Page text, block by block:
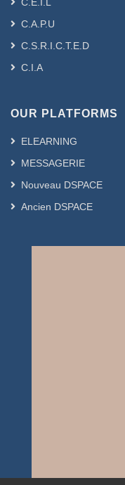
C.A.P.U
C.S.R.I.C.T.E.D
C.I.A
OUR PLATFORMS
ELEARNING
MESSAGERIE
Nouveau DSPACE
Ancien DSPACE